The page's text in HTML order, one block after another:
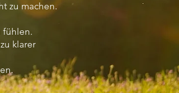
zu machen.
fühlen.
klarer